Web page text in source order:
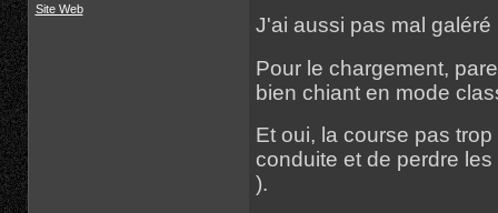
Site Web
J'ai aussi pas mal
Pour le chargement,
bien chiant en mode
Et oui, la course pas
conduite et de perdre
).